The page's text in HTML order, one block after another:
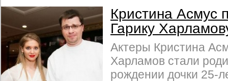
Кристина Асмус
Гарику
Актеры Кристина
Харламов стали
рождении дочки 25-